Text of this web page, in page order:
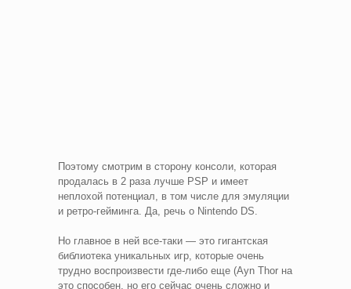
Поэтому смотрим в сторону консоли, которая
продалась в 2 раза лучше PSP и имеет
неплохой потенциал, в том числе для эмуляции
и ретро-гейминга. Да, речь о Nintendo DS.
Но главное в ней все-таки — это гигантская
библиотека уникальных игр, которые очень
трудно воспроизвести где-либо еще (Ayn Thor на
это способен, но его сейчас очень сложно и